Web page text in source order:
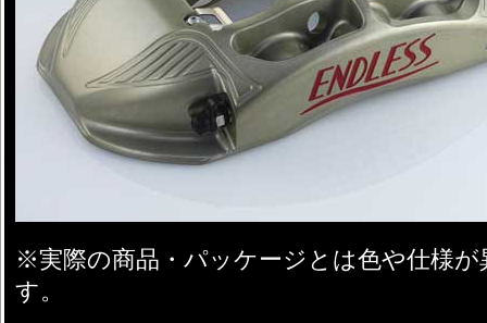
※実際の商品・パッケージとは色や仕様
す。